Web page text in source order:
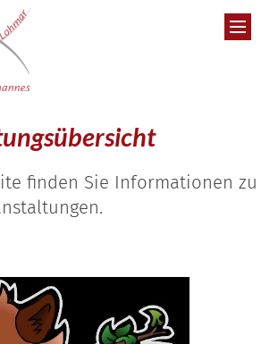
finden Sie Informationen zu